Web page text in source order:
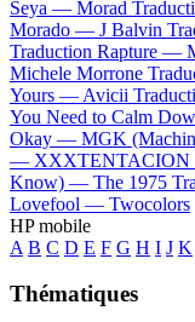
Seya — Morad
Morado — J Balvin
Traduction Rapture —
Michele Morrone
Yours — Avicii
You Need to Calm
Okay — MGK
— XXXTENTACION
Know) — The 1975
Lovefool — Twocolors
HP mobile
A B C D E F G H I J K
Thématiques